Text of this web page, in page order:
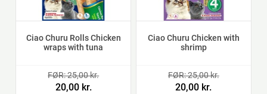
Ciao Churu Rolls Chicken
wraps with tuna
FØR: 25,00 kr.
20,00 kr.
Ciao Churu Chicken with
shrimp
FØR: 25,00 kr.
20,00 kr.